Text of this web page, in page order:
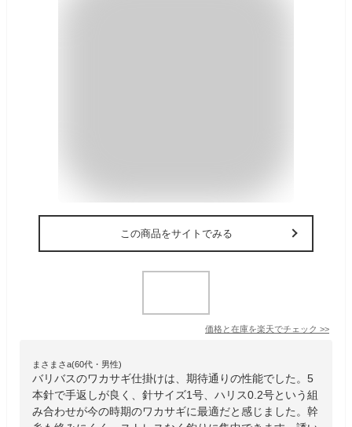
この商品をサイトでみる
価格と在庫を楽天でチェック >>
まさまさa(60代・男性)
バリバスのワカサギ仕掛けは、期待通りの性能でした。5
本針で手返しが良く、針サイズ1号、ハリス0.2号という組
み合わせが今の時期のワカサギに最適だと感じました。幹